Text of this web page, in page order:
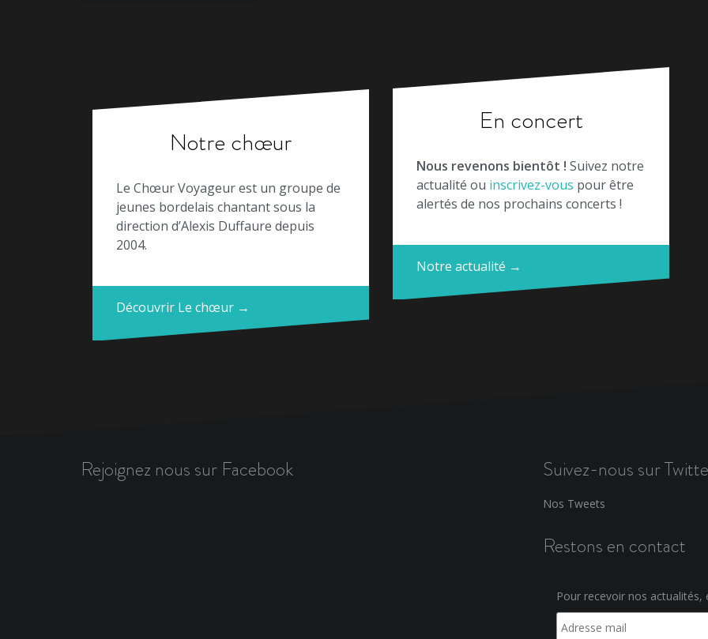
Notre chœur
Le Chœur Voyageur est un groupe de
jeunes bordelais chantant sous la
direction d’Alexis Duffaure depuis
2004.
Découvrir Le chœur →
En concert
Nous revenons bientôt ! Suivez notre
actualité ou inscrivez-vous pour être
alertés de nos prochains concerts !
Notre actualité →
Rejoignez nous sur Facebook Suivez-nous sur
Nos Tweets
Restons en contact
Pour recevoir nos